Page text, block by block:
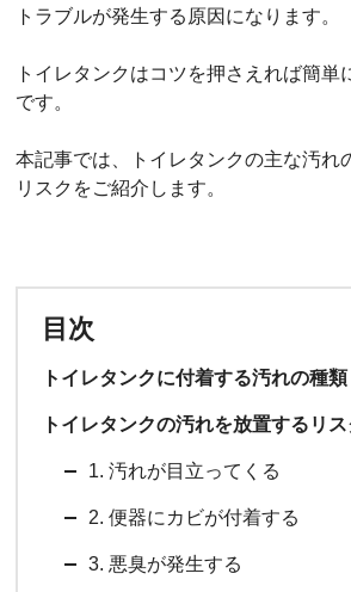
トラブルが発生する原因になります。
トイレタンクはコツを押さえれば簡
です。
本記事では、トイレタンクの主な汚れ
リスクをご紹介します。
目次
トイレタンクに付着する汚れの種類
トイレタンクの汚れを放置するリス
1. 汚れが目立ってくる
2. 便器にカビが付着する
3. 悪臭が発生する